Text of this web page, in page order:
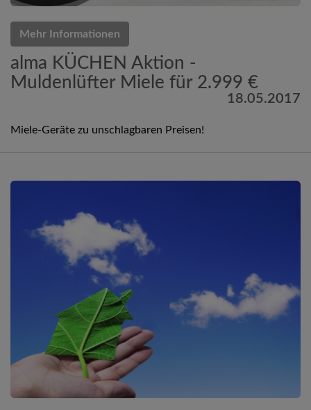
Mehr Informationen
alma KÜCHEN Aktion -
Muldenlüfter Miele für 2.999 €
18.05.2017
Miele-Geräte zu unschlagbaren Preisen!